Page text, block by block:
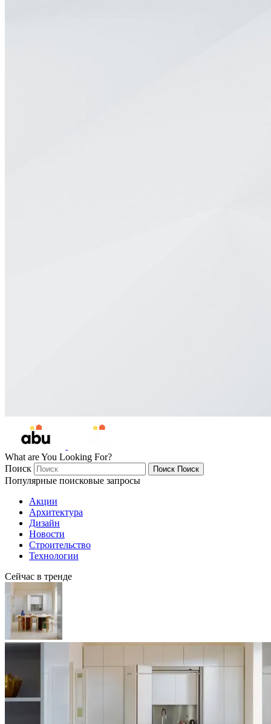
What are You Looking For?
Поиск
Поиск Поиск
Популярные поисковые запросы
Акции
Архитектура
Дизайн
Новости
Строительство
Технологии
Сейчас в тренде